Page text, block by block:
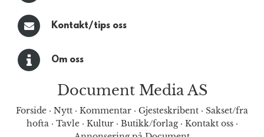
Kontakt/tips oss
Om oss
Document Media AS
Forside · Nytt · Kommentar · Gjesteskribent · Sakset/fra
hofta· Tavle· Kultur· Butikk/forlag· Kontakt oss·